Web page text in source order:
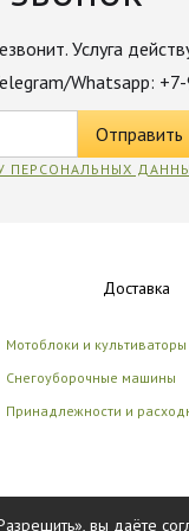
Услуга
Whatsapp:
ПЕРСОНАЛЬНЫХ
Доставка
Мотоблоки и культиваторы
Снегоуборочные машины
Принадлежности и
вы даёте